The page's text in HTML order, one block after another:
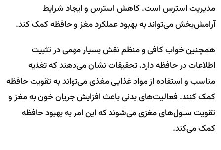
مدیریت استرس است. کاهش استرس و ایجاد شرایط
آرامش‌بخش می‌تواند به بهبود عملکرد مغز و حافظه کمک کند.
همچنین خواب کافی و منظم نقش بسیار مهمی در تثبیت
اطلاعات در حافظه دارد. تحقیقات نشان می‌دهند که تغذیه
مناسب و استفاده از مواد غذایی مغذی می‌تواند به تقویت حافظه
کمک کنند. فعالیت‌های بدنی باعث افزایش جریان خون به مغز و
تقویت سلول‌های مغزی می‌شوند که این امر به بهبود حافظه
کمک می‌کند.